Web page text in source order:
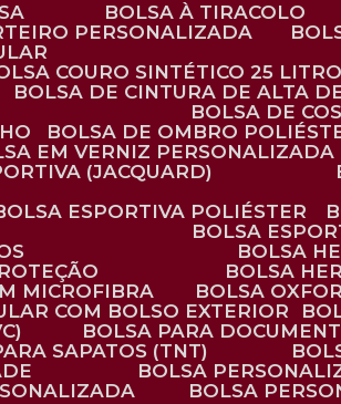
BOLSA À TIRACOLO
PERSONALIZADA
COURO SINTÉTICO 25
BOLSA DE CINTURA DE ALTA
BOLSA DE
BOLSA DE OMBRO
EM VERNIZ PERSONALIZADA
(JACQUARD)
BOLSA ESPORTIVA POLIÉSTER
BOLSA
BOLSA
BOLSA
MICROFIBRA BOLSA
COM BOLSO EXTERIOR
BOLSA PARA
SAPATOS (TNT)
BOLSA
BOLSA